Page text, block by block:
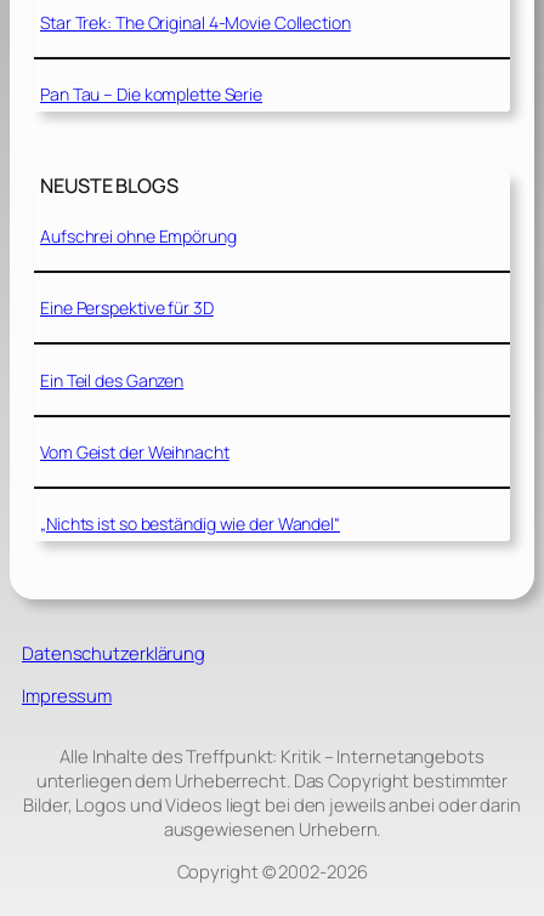
Star Trek: The Original 4-Movie Collection
Pan Tau – Die komplette Serie
NEUSTE BLOGS
Aufschrei ohne Empörung
Eine Perspektive für 3D
Ein Teil des Ganzen
Vom Geist der Weihnacht
„Nichts ist so beständig wie der Wandel“
Datenschutzerklärung
Impressum
Alle Inhalte des Treffpunkt: Kritik – Internetangebots
unterliegen dem Urheberrecht. Das Copyright bestimmter
Bilder, Logos und Videos liegt bei den jeweils anbei oder darin
ausgewiesenen Urhebern.
Copyright © 2002‑2026